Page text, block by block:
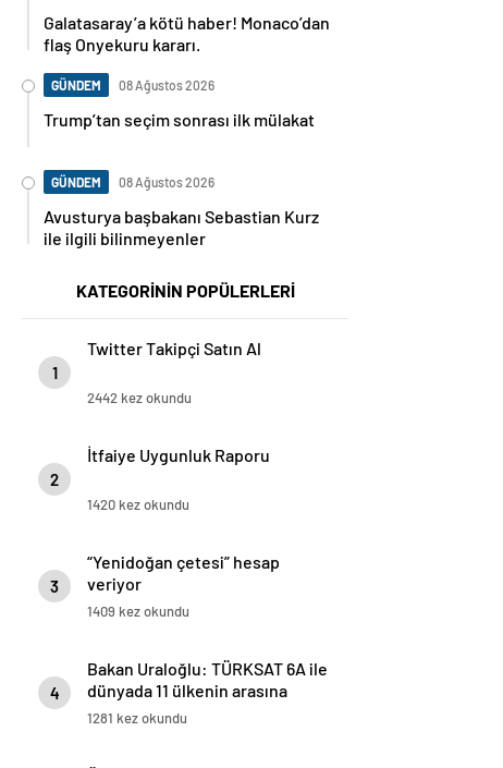
Galatasaray’a kötü haber! Monaco’dan
flaş Onyekuru kararı.
GÜNDEM 08 Ağustos 2026
Trump’tan seçim sonrası ilk mülakat
GÜNDEM 08 Ağustos 2026
Avusturya başbakanı Sebastian Kurz
ile ilgili bilinmeyenler
KATEGORİNİN POPÜLERLERİ
1
Twitter Takipçi Satın Al
2442 kez okundu
2
İtfaiye Uygunluk Raporu
1420 kez okundu
3
“Yenidoğan çetesi” hesap
veriyor
1409 kez okundu
4
Bakan Uraloğlu: TÜRKSAT 6A ile
dünyada 11 ülkenin arasına
girmiş olduk
1281 kez okundu